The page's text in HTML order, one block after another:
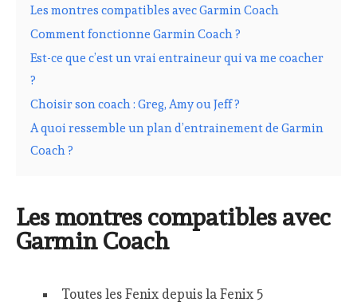
Les montres compatibles avec Garmin Coach
Comment fonctionne Garmin Coach ?
Est-ce que c’est un vrai entraineur qui va me coacher
?
Choisir son coach : Greg, Amy ou Jeff ?
A quoi ressemble un plan d’entrainement de Garmin
Coach ?
Les montres compatibles avec
Garmin Coach
Toutes les Fenix depuis la Fenix 5